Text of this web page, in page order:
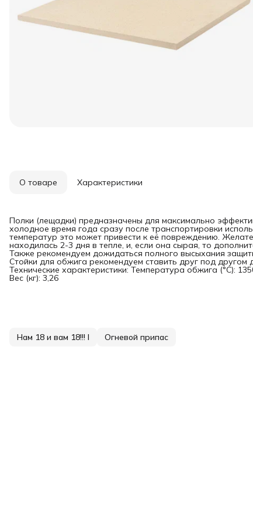
О товаре Характеристики
Полки (лещадки) предназначены для максимально
холодное время года сразу после транспортировки
температур это может привести к её повреждению.
находилась 2-3 дня в тепле, и, если она сырая, то
Также рекомендуем дожидаться полного высыхания
Стойки для обжига рекомендуем ставить друг под
Технические характеристики: Температура обжига (°С):
Вес (кг): 3,26
Нам 18 и вам 18!!! I Огневой припас